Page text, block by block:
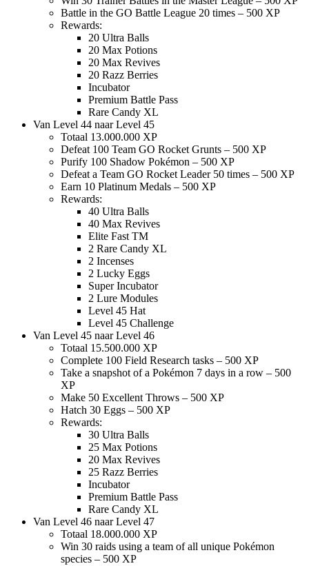
Battle in the GO Battle League 20 times – 500 XP
Rewards:
20 Ultra Balls
20 Max Potions
20 Max Revives
20 Razz Berries
Incubator
Premium Battle Pass
Rare Candy XL
Van Level 44 naar Level 45
Totaal 13.000.000 XP
Defeat 100 Team GO Rocket Grunts – 500 XP
Purify 100 Shadow Pokémon – 500 XP
Defeat a Team GO Rocket Leader 50 times – 500 XP
Earn 10 Platinum Medals – 500 XP
Rewards:
40 Ultra Balls
40 Max Revives
Elite Fast TM
2 Rare Candy XL
2 Incenses
2 Lucky Eggs
Super Incubator
2 Lure Modules
Level 45 Hat
Level 45 Challenge
Van Level 45 naar Level 46
Totaal 15.500.000 XP
Complete 100 Field Research tasks – 500 XP
Take a snapshot of a Pokémon 7 days in a row – 500
XP
Make 50 Excellent Throws – 500 XP
Hatch 30 Eggs – 500 XP
Rewards:
30 Ultra Balls
25 Max Potions
20 Max Revives
25 Razz Berries
Incubator
Premium Battle Pass
Rare Candy XL
Van Level 46 naar Level 47
Totaal 18.000.000 XP
Win 30 raids using a team of all unique Pokémon
species – 500 XP